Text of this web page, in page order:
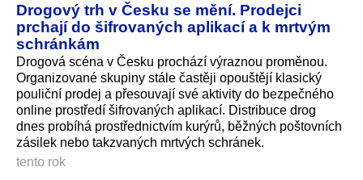
Drogový trh v Česku se mění. Prodejci
prchají do šifrovaných aplikací a k mrtvým
schránkám
Drogová scéna v Česku prochází výraznou proměnou.
Organizované skupiny stále častěji opouštějí klasický
pouliční prodej a přesouvají své aktivity do bezpečného
online prostředí šifrovaných aplikací. Distribuce drog
dnes probíhá prostřednictvím kurýrů, běžných poštovních
zásilek nebo takzvaných mrtvých schránek.
tento rok